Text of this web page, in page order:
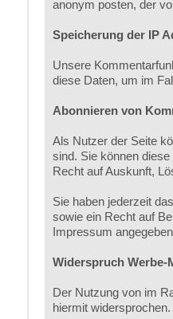
anonym posten, der
Speicherung der IP
Unsere
diese Daten, um im
Abonnieren von
Als Nutzer der Seite
sind. Sie können
Recht auf Auskunft,
Sie haben jederzeit
sowie ein Recht auf
Impressum
Widerspruch Werbe-
Der Nutzung von im
hiermit